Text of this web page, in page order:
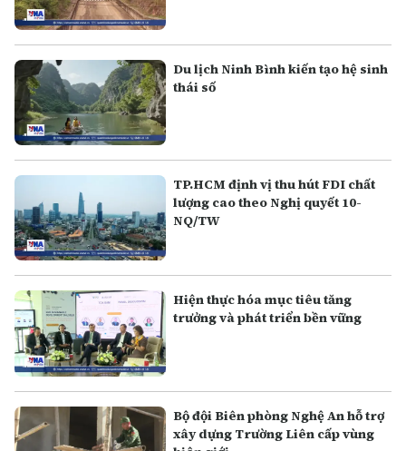
Du lịch Ninh Bình kiến tạo hệ sinh
thái số
TP.HCM định vị thu hút FDI chất
lượng cao theo Nghị quyết 10-
NQ/TW
Hiện thực hóa mục tiêu tăng
trưởng và phát triển bền vững
Bộ đội Biên phòng Nghệ An hỗ trợ
xây dựng Trường Liên cấp vùng